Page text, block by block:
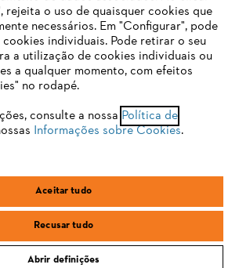
de venda Proteção de Dados
que ainda não suportamos. Para
de nosso site, recomendamos que altere
navegadores:
chrome
edge
rejeita o uso de quaisquer cookies que
necessários. Em "Configurar", pode
individuais. Pode retirar o seu
a utilização de cookies individuais ou
a qualquer momento, com efeitos
no rodapé.
consulte a nossa Política de
Informações sobre Cookies.
Aceitar tudo
Recusar tudo
Abrir definições